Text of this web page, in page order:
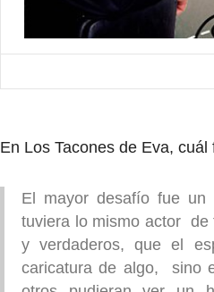
En Los Tacones de Eva,
El mayor desafío fue un
tuviera lo mismo actor
y verdaderos, que el
caricatura de algo, sino